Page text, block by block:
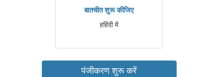
बातचीत शुरू कीजिए
हहिंदी में
पंजीकरण शुरू करें